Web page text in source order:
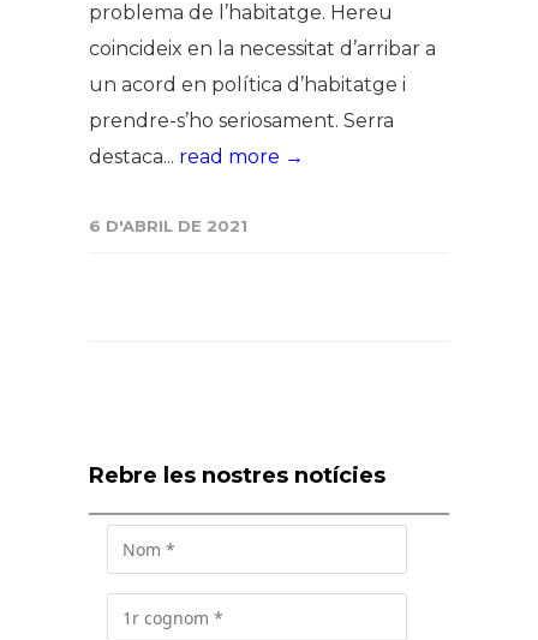
problema de l’habitatge. Hereu
coincideix en la necessitat d’arribar a
un acord en política d’habitatge i
prendre-s’ho seriosament. Serra
destaca... read more →
6 D'ABRIL DE 2021
Rebre les nostres notícies